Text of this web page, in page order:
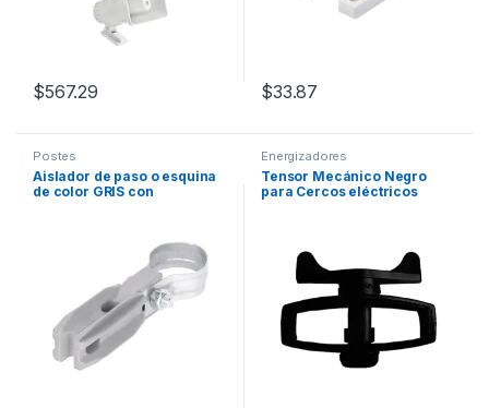
$567.29 $33.87
Postes
Aislador de paso o esquina
de color GRIS con
Energizadores
Tensor Mecánico Negro
para Cercos eléctricos